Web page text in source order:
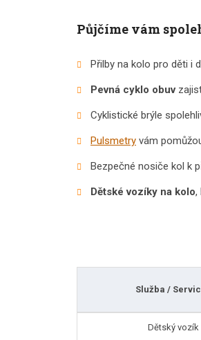
Půjčíme vám
Přilby na kolo pro děti i
Pevná cyklo obuv
Cyklistické brýle
Pulsmetryvám
Bezpečné nosiče kol k
Dětské vozíky na kolo,
Služba /
Dětský vozík